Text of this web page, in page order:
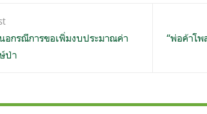
กรณีการขอเพิ่มงบประมาณค่า
ป่า
“พ่อค้าโ